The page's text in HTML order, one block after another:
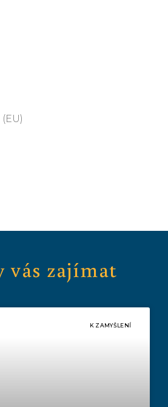
vás zajímat
K ZAMYŠLENÍ